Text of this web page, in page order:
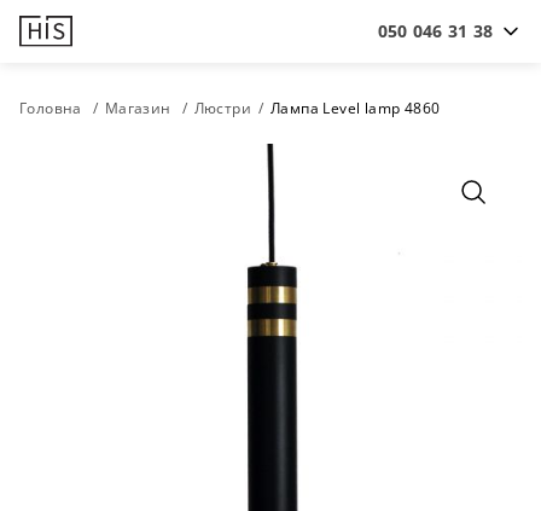
050 046 31 38
Головна Магазин Люстри Лампа Level lamp 4860